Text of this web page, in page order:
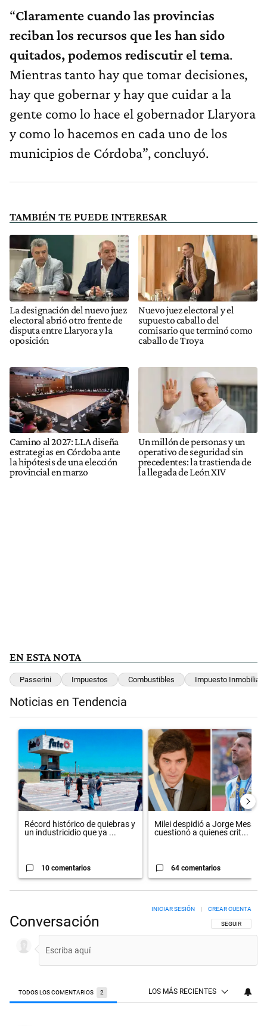
“Claramente cuando las provincias
reciban los recursos que les han sido
quitados, podemos rediscutir el tema.
Mientras tanto hay que tomar decisiones,
hay que gobernar y hay que cuidar a la
gente como lo hace el gobernador Llaryora
y como lo hacemos en cada uno de los
municipios de Córdoba”, concluyó.
TAMBIÉN TE PUEDE INTERESAR
La designación del nuevo juez
electoral abrió otro frente de
disputa entre Llaryora y la
oposición
Nuevo juez electoral y el
supuesto caballo del
comisario que terminó como
caballo de Troya
Camino al 2027: LLA diseña
estrategias en Córdoba ante
la hipótesis de una elección
provincial en marzo
Un millón de personas y un
operativo de seguridad sin
precedentes: la trastienda de
la llegada de León XIV
EN ESTA NOTA
Passerini Impuestos Combustibles Impuesto
Noticias en Tendencia
Un artículo de tendencia con el título "Récord histórico de
Récord histórico de quiebras y
un industricidio que ya ...
10 comentarios
Un artículo de tendencia con el
Milei despidió a Jorge Messi y
cuestionó a quienes crit...
64 comentarios
Conversación SIGA ESTA
SEGUIR
INICIAR SESIÓN CREAR CUENTA
TODOS LOS COMENTARIOS 2 LOS MÁS RECIENTES